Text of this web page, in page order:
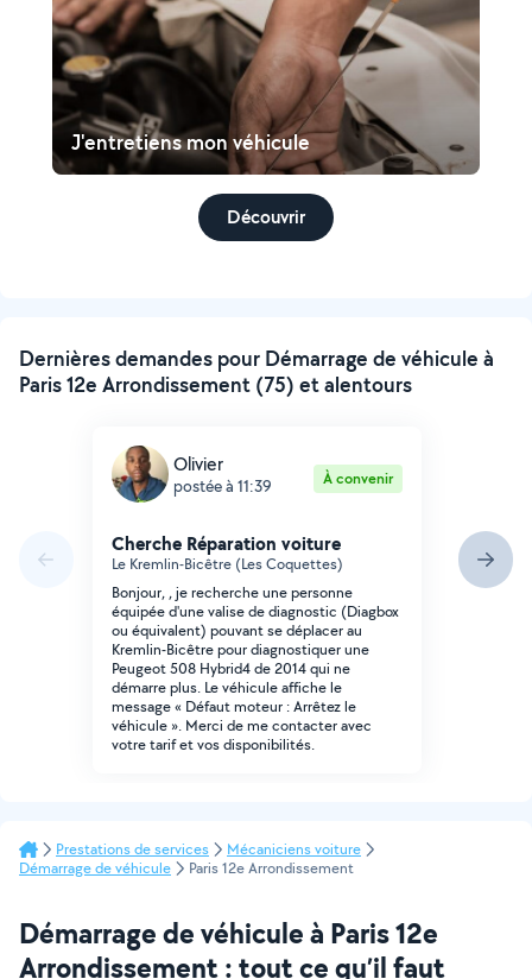
J'entretiens mon véhicule
Découvrir
Dernières demandes pour Démarrage de véhicule à
Paris 12e Arrondissement (75) et alentours
Olivier
postée à 11:39 À convenir
Cherche Réparation voiture
Le Kremlin-Bicêtre (Les Coquettes)
Bonjour, , je recherche une personne
équipée d'une valise de diagnostic (Diagbox
ou équivalent) pouvant se déplacer au
Kremlin-Bicêtre pour diagnostiquer une
Peugeot 508 Hybrid4 de 2014 qui ne
démarre plus. Le véhicule affiche le
message « Défaut moteur : Arrêtez le
véhicule ». Merci de me contacter avec
votre tarif et vos disponibilités.
Prestations de services
Mécaniciens voiture
Démarrage de véhicule
Paris 12e Arrondissement
Démarrage de véhicule à Paris 12e
Arrondissement : tout ce qu’il faut